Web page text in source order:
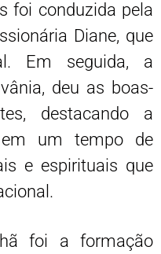
foi conduzida pela
Diane, que
Em seguida, a
deu as boas-
destacando a
um tempo de
e espirituais que
foi a formação